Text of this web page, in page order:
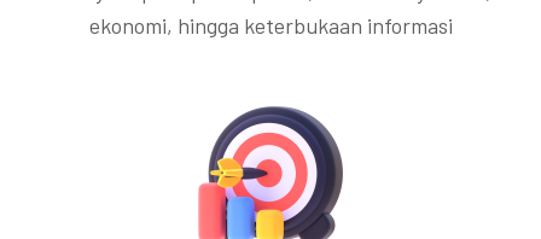
ekonomi, hingga keterbukaan informasi